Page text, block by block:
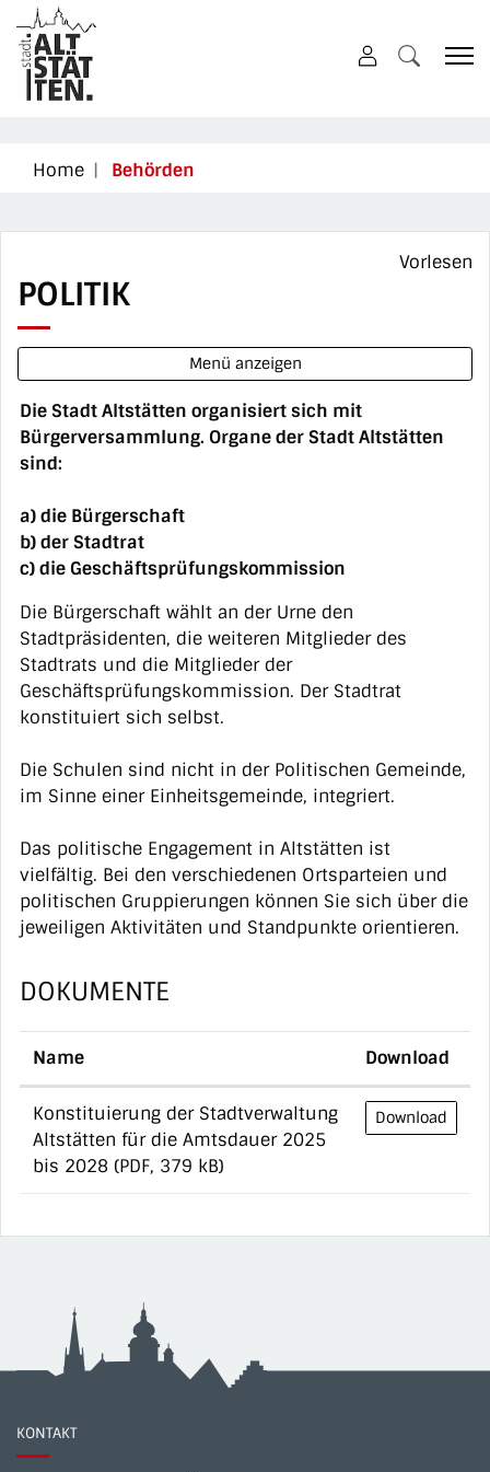
Altstätten
Home Behörden
Vorlesen
POLITIK
Menü anzeigen
Die Stadt Altstätten organisiert sich mit
Bürgerversammlung. Organe der Stadt Altstätten
sind:
a) die Bürgerschaft
b) der Stadtrat
c) die Geschäftsprüfungskommission
Die Bürgerschaft wählt an der Urne den
Stadtpräsidenten, die weiteren Mitglieder des
Stadtrats und die Mitglieder der
Geschäftsprüfungskommission. Der Stadtrat
konstituiert sich selbst.
Die Schulen sind nicht in der Politischen Gemeinde,
im Sinne einer Einheitsgemeinde, integriert.
Das politische Engagement in Altstätten ist
vielfältig. Bei den verschiedenen Ortsparteien und
politischen Gruppierungen können Sie sich über die
jeweiligen Aktivitäten und Standpunkte orientieren.
DOKUMENTE
Name Download
Konstituierung der Stadtverwaltung
Altstätten für die Amtsdauer 2025
bis 2028 (PDF, 379 kB)
Download
KONTAKT